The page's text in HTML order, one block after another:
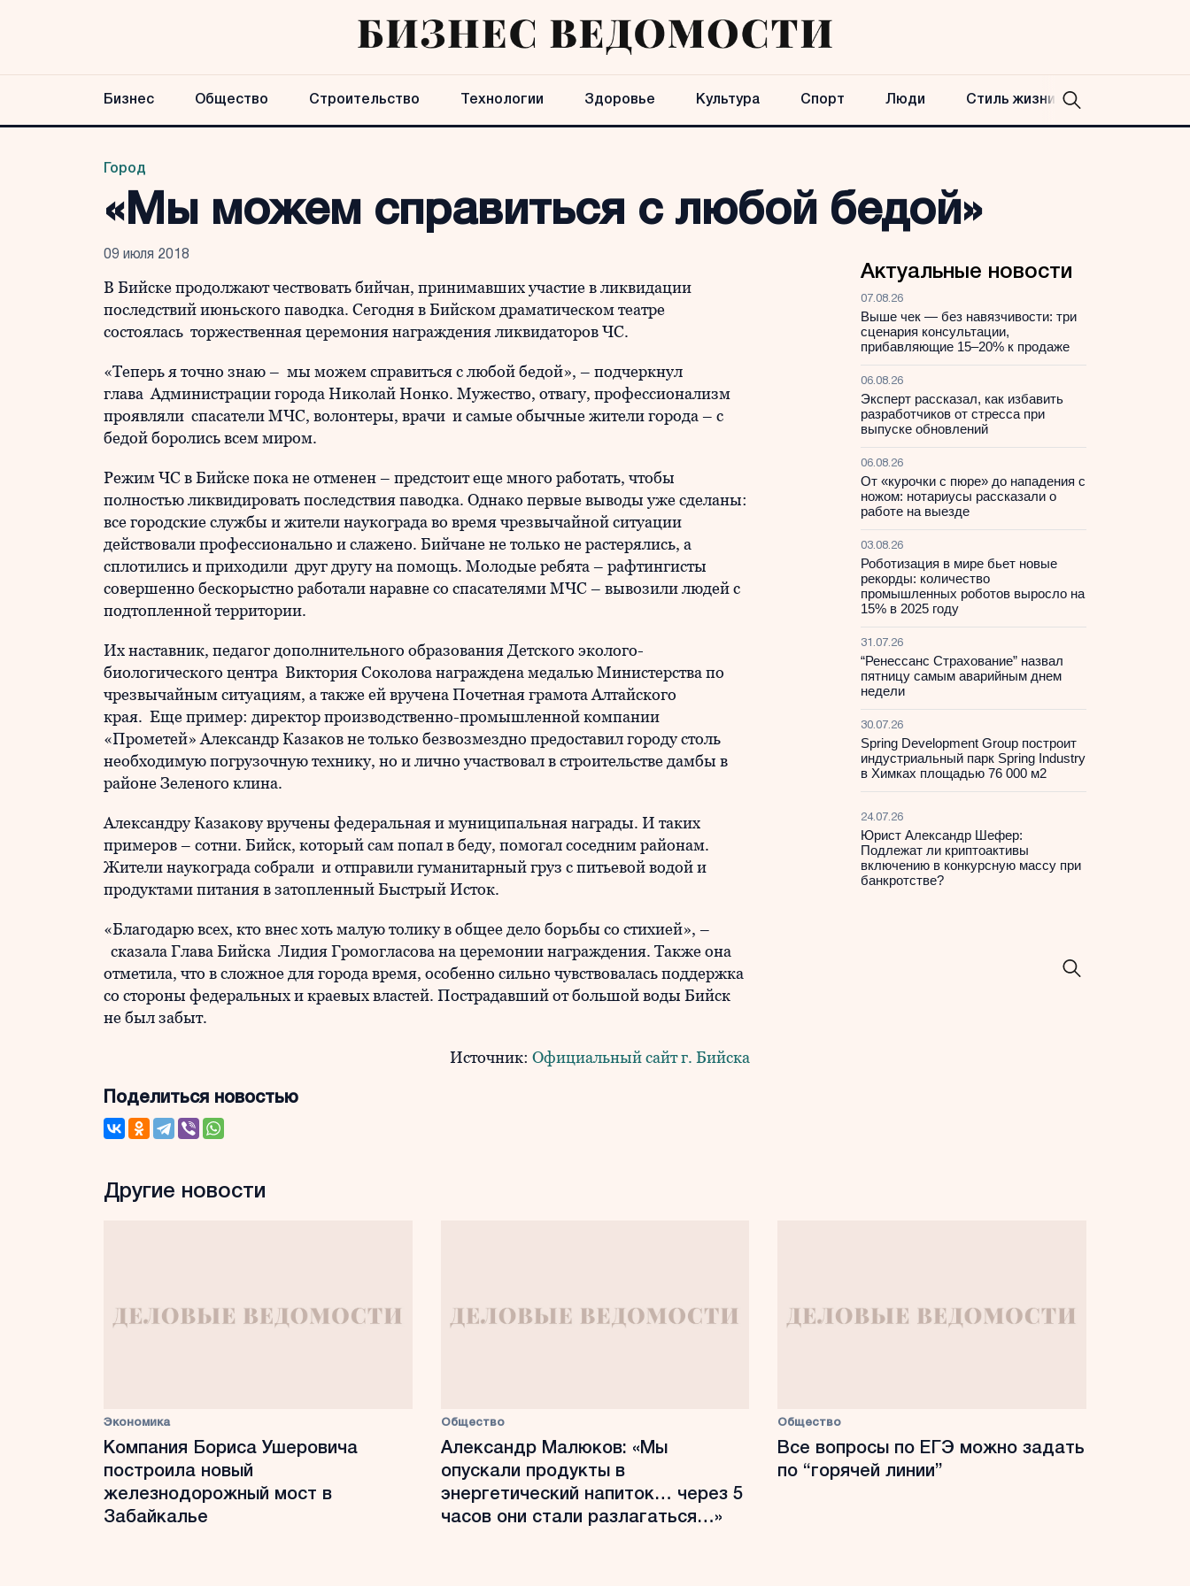
Бизнес Общество Строительство Технологии Здоровье Культура Спорт Люди Стиль жизни
Город
«Мы можем справиться с любой бедой»
09 июля 2018
В Бийске продолжают чествовать бийчан, принимавших участие в ликвидации
последствий июньского паводка. Сегодня в Бийском драматическом театре
состоялась торжественная церемония награждения ликвидаторов ЧС.
«Теперь я точно знаю – мы можем справиться с любой бедой», – подчеркнул
глава Администрации города Николай Нонко. Мужество, отвагу, профессионализм
проявляли спасатели МЧС, волонтеры, врачи и самые обычные жители города – с
бедой боролись всем миром.
Режим ЧС в Бийске пока не отменен – предстоит еще много работать, чтобы
полностью ликвидировать последствия паводка. Однако первые выводы уже сделаны:
все городские службы и жители наукограда во время чрезвычайной ситуации
действовали профессионально и слажено. Бийчане не только не растерялись, а
сплотились и приходили друг другу на помощь. Молодые ребята – рафтингисты
совершенно бескорыстно работали наравне со спасателями МЧС – вывозили людей с
подтопленной территории.
Их наставник, педагог дополнительного образования Детского эколого-
биологического центра Виктория Соколова награждена медалью Министерства по
чрезвычайным ситуациям, а также ей вручена Почетная грамота Алтайского
края. Еще пример: директор производственно-промышленной компании
«Прометей» Александр Казаков не только безвозмездно предоставил городу столь
необходимую погрузочную технику, но и лично участвовал в строительстве дамбы в
районе Зеленого клина.
Александру Казакову вручены федеральная и муниципальная награды. И таких
примеров – сотни. Бийск, который сам попал в беду, помогал соседним районам.
Жители наукограда собрали и отправили гуманитарный груз с питьевой водой и
продуктами питания в затопленный Быстрый Исток.
«Благодарю всех, кто внес хоть малую толику в общее дело борьбы со стихией», –
сказала Глава Бийска Лидия Громогласова на церемонии награждения. Также она
отметила, что в сложное для города время, особенно сильно чувствовалась поддержка
со стороны федеральных и краевых властей. Пострадавший от большой воды Бийск
не был забыт.
Источник: Официальный сайт г. Бийска
Поделиться новостью
Актуальные новости
07.08.26
Выше чек — без навязчивости: три
сценария консультации,
прибавляющие 15–20% к продаже
06.08.26
Эксперт рассказал, как избавить
разработчиков от стресса при
выпуске обновлений
06.08.26
От «курочки с пюре» до нападения с
ножом: нотариусы рассказали о
работе на выезде
03.08.26
Роботизация в мире бьет новые
рекорды: количество
промышленных роботов выросло на
15% в 2025 году
31.07.26
“Ренессанс Страхование” назвал
пятницу самым аварийным днем
недели
30.07.26
Spring Development Group построит
индустриальный парк Spring Industry
в Химках площадью 76 000 м2
24.07.26
Юрист Александр Шефер:
Подлежат ли криптоактивы
включению в конкурсную массу при
банкротстве?
Другие новости
Экономика
Компания Бориса Ушеровича
построила новый
железнодорожный мост в
Забайкалье
Общество
Александр Малюков: «Мы
опускали продукты в
энергетический напиток… через 5
часов они стали разлагаться…»
Общество
Все вопросы по ЕГЭ можно задать
по “горячей линии”